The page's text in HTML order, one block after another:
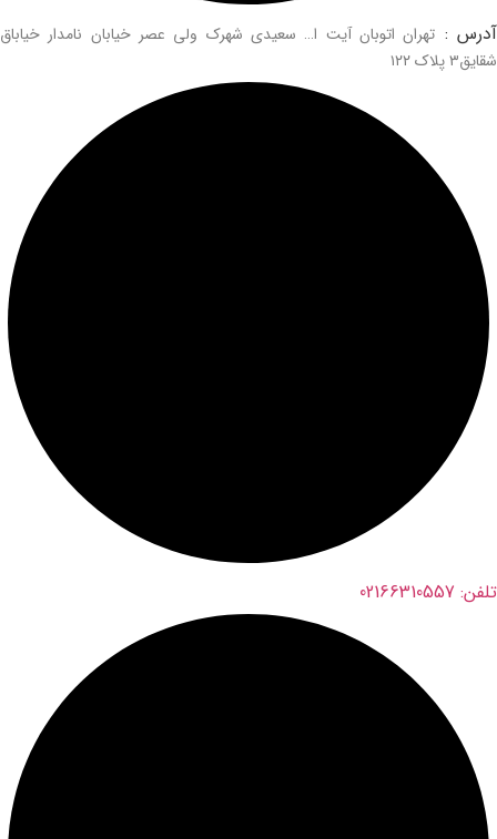
آدرس : تهران اتوبان آیت ا… سعیدی شهرک ولی عصر خیابان نامدار خیاباق
شقایق۳ پلاک ۱۲۲
تلفن: 02166310557